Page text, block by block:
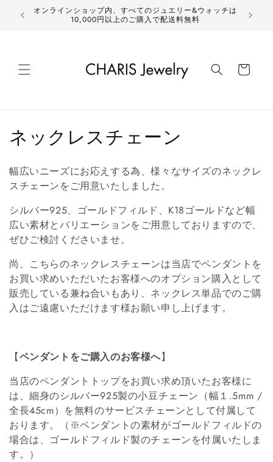
ンツにオンラインショップ内、すべてのジュエリー&ウォッチは
10,000円以上のご購入で配送料無料
ー
コ
レ
ク
シ
ョ
ン
:
ネックレスチェーン
幅広いニーズにお応えする為、様々なサイズのネックレ
スチェーンをご用意いたしました。
シルバー925、ゴールドフィルド、K18ゴールドなど幅
広い素材とバリエーションをご用意しておりますので、
ぜひご検討くださいませ。
尚、こちらのネックレスチェーンは当店でペンダントを
お買い求めいただいたお客様へのオプション購入として
販売している兼ね合いもあり、ネックレス単品でのご購
入はご遠慮いただけます様お願い申し上げます。
【ペンダントをご購入のお客様へ】
当店のペンダントトップをお買い求め頂いたお客様に
は、細身のシルバー925製の小豆チェーン（幅１.5mm /
全長45cm）を無料のサービスチェーンとして付属して
おります。（※ペンダントの素材がゴールドフィルドの
場合は、ゴールドフィルド製のチェーンを付属いたしま
す。）